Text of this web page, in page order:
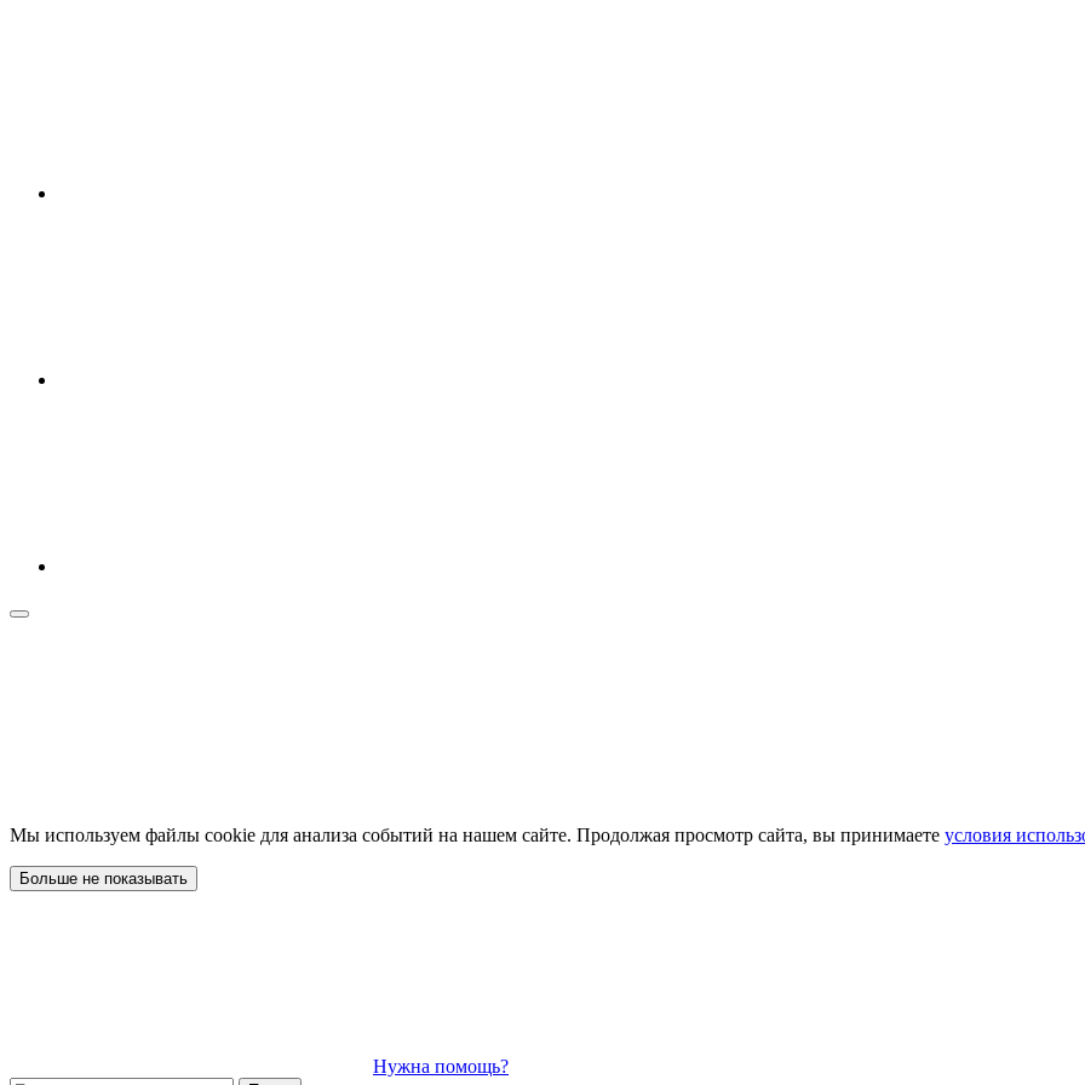
Мы используем файлы cookie для анализа событий на нашем сайте. Продолжая просмотр сайта, вы принимаете условия
Больше не показывать
Нужна помощь?